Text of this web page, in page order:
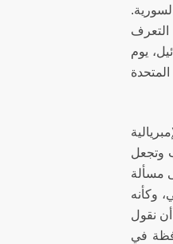
يوم
المتحدة
وتجعل
مسألة
وكأنه
نقول
في